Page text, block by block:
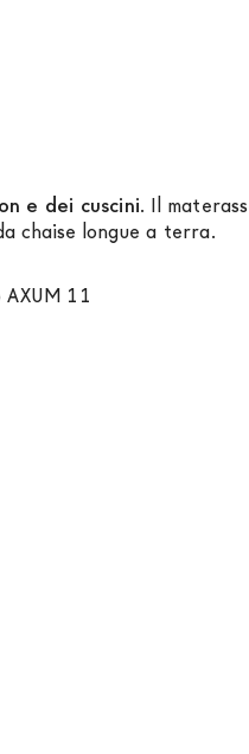
e dei cuscini. Il
chaise longue a terra.
11